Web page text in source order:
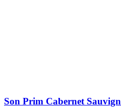
Son Prim Cabernet